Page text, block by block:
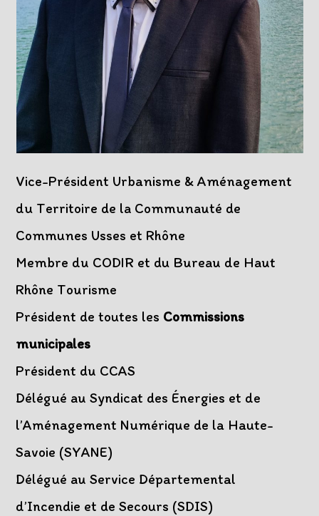
Vice-Président Urbanisme & Aménagement
du Territoire de la Communauté de
Communes Usses et Rhône
Membre du CODIR et du Bureau de Haut
Rhône Tourisme
Président de toutes les Commissions
municipales
Président du CCAS
Délégué au Syndicat des Énergies et de
l’Aménagement Numérique de la Haute-
Savoie (SYANE)
Délégué au Service Départemental
d’Incendie et de Secours (SDIS)